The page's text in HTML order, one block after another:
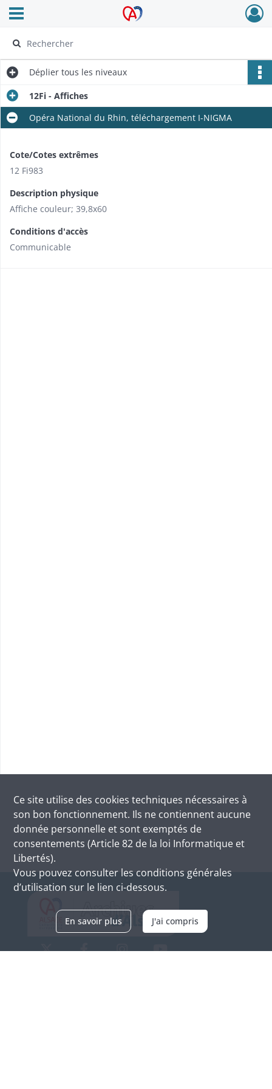
Archives Alsace - Colmar
Ouvrir le menu déroulant
Déplier tous les niveaux
12Fi - Affiches
Opéra National du Rhin, téléchargement I-NIGMA
Cote/Cotes extrêmes
12 Fi983
Description physique
Affiche couleur; 39,8x60
Conditions d'accès
Communicable
Ce site utilise des cookies techniques nécessaires à
son bon fonctionnement. Ils ne contiennent aucune
donnée personnelle et sont exemptés de
consentements (Article 82 de la loi Informatique et
Libertés).
Vous pouvez consulter les conditions générales
d’utilisation sur le lien ci-dessous.
En savoir plus J'ai compris